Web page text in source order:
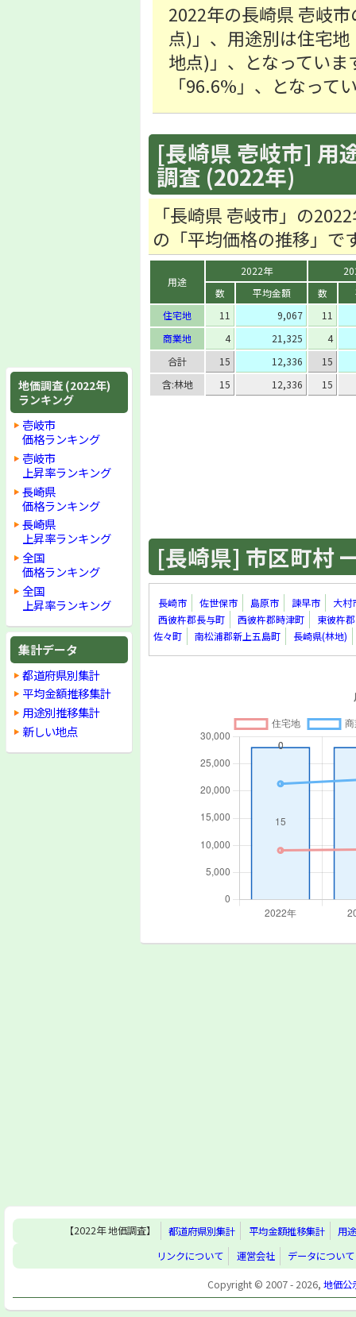
地価調査 (2022年)
ランキング
壱岐市
価格ランキング
壱岐市
上昇率ランキング
長崎県
価格ランキング
長崎県
上昇率ランキング
全国
価格ランキング
全国
上昇率ランキング
集計データ
都道府県別集計
平均金額推移集計
用途別推移集計
新しい地点
2022年の長崎県 壱岐
点)」、用途別は住宅
地点)」、となってい
「96.6%」、となって
[長崎県 壱岐市] 用
調査 (2022年)
「長崎県 壱岐市」の
の「平均価格の推移」で
用途
2022年
数
平均金額 数
住宅地
11 9,067
11
商業地
4 21,325
4
合計
15 12,336
15
含:林地
15 12,336 15
[長崎県] 市区町村
長崎市 佐世保市 島原市 諫早市
大村
西彼杵郡長与町
西彼杵郡時津町
東彼杵
佐々町
南松浦郡新上五島町 長崎県(林地)
【2022年 地価調査】 都道府県別集計 平均金額推移集計
用
リンクについて
運営会社
データについて
Copyright © 2007 - 2026, 地価公